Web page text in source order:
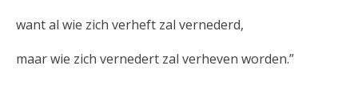
want al wie zich verheft zal vernederd,
maar wie zich vernedert zal verheven worden.”